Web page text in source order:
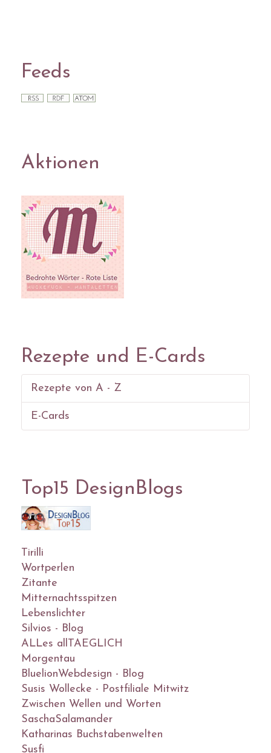
Feeds
Aktionen
Rezepte und E-Cards
Rezepte von A - Z
E-Cards
Top15 DesignBlogs
Tirilli
Wortperlen
Zitante
Mitternachtsspitzen
Lebenslichter
Silvios - Blog
ALLes allTAEGLICH
Morgentau
BluelionWebdesign - Blog
Susis Wollecke - Postfiliale Mitwitz
Zwischen Wellen und Worten
SaschaSalamander
Katharinas Buchstabenwelten
Susfi